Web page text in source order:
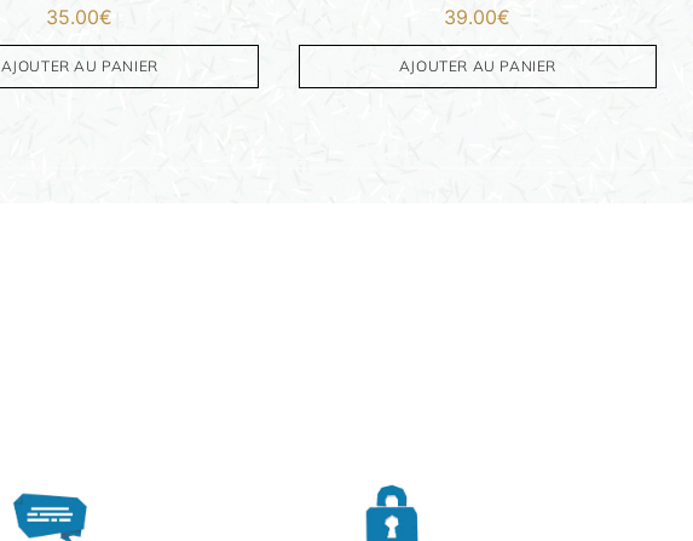
35.00€
AJOUTER AU PANIER
39.00€
AJOUTER AU PANIER